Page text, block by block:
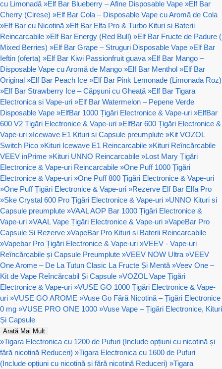
cu Limonadă »Elf Bar Blueberry – Afine Disposable Vape »Elf Bar
Cherry (Cirese) »Elf Bar Cola – Disposable Vape cu Aromă de Cola
»Elf Bar cu Nicotină »Elf Bar Elfa Pro & Turbo Kituri si Baterii
Reincarcabile »Elf Bar Energy (Red Bull) »Elf Bar Fructe de Padure (
Mixed Berries) »Elf Bar Grape – Struguri Disposable Vape »Elf Bar
Ieftin (oferta) »Elf Bar Kiwi Passionfruit guava »Elf Bar Mango –
Disposable Vape cu Aromă de Mango »Elf Bar Menthol »Elf Bar
Original »Elf Bar Peach Ice »Elf Bar Pink Lemonade (Limonada Roz)
»Elf Bar Strawberry Ice – Căpșuni cu Gheață »Elf Bar Tigara
Electronica si Vape-uri »Elf Bar Watermelon – Pepene Verde
Disposable Vape »ElfBar 1000 Țigări Electronice & Vape-uri »ElfBar
600 V2 Țigări Electronice & Vape-uri »ElfBar 600 Țigări Electronice &
Vape-uri »Icewave E1 Kituri si Capsule preumplute »Kit VOZOL
Switch Pico »Kituri Icewave E1 Reincarcabile »Kituri Reîncărcabile
VEEV inPrime »Kituri UNNO Reincarcabile »Lost Mary Țigări
Electronice & Vape-uri Reincarcabile »One Puff 1000 Țigări
Electronice & Vape-uri »One Puff 800 Țigări Electronice & Vape-uri
»One Puff Țigări Electronice & Vape-uri »Rezerve Elf Bar Elfa Pro
»Ske Crystal 600 Pro Țigări Electronice & Vape-uri »UNNO Kituri si
Capsule preumplute »VAAL AOP Bar 1000 Țigări Electronice &
Vape-uri »VAAL Vape Țigări Electronice & Vape-uri »VapeBar Pro
Capsule Si Rezerve »VapeBar Pro Kituri si Baterii Reincarcabile
»Vapebar Pro Țigări Electronice & Vape-uri »VEEV - Vape-uri
Reîncărcabile și Capsule Preumplute »VEEV NOW Ultra »VEEV
One Arome – De La Tutun Clasic La Fructe Și Mentă »Veev One –
Kit de Vape Reîncărcabil Și Capsule »VOZOL Vape Țigări
Electronice & Vape-uri »VUSE GO 1000 Țigări Electronice & Vape-
uri »VUSE GO AROME »Vuse Go Fără Nicotină – Țigări Electronice
0 mg »VUSE PRO ONE 1000 »Vuse Vape – Țigări Electronice, Kituri
Și Capsule
Arată Mai Mult
»Tigara Electronica cu 1200 de Pufuri (Include opțiuni cu nicotină și
fără nicotină Reduceri) »Tigara Electronica cu 1600 de Pufuri
(Include opțiuni cu nicotină și fără nicotină Reduceri) »Tigara